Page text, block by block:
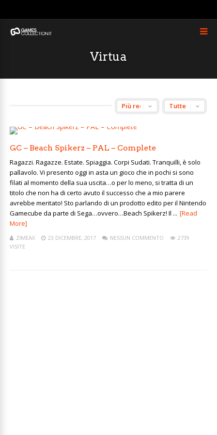
Virtua
GC – Beach Spikerz – PAL – Complete
Ragazzi. Ragazze. Estate. Spiaggia. Corpi Sudati. Tranquilli, è solo
pallavolo. Vi presento oggi in asta un gioco che in pochi si sono
filati al momento della sua uscita…o per lo meno, si tratta di un
titolo che non ha di certo avuto il successo che a mio parere
avrebbe meritato! Sto parlando di un prodotto edito per il Nintendo
Gamecube da parte di Sega…ovvero…Beach Spikerz! Il ... [Read
More]
ZIMEAX 23 DICEMBRE, 2017 NESSUN COMMENTO
2739
VISITE